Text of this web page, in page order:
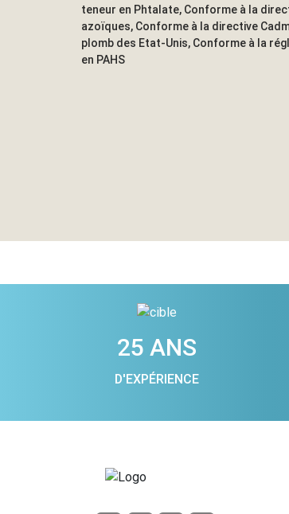
teneur en Phtalate, Conforme à la
azoïques, Conforme à la directive
plomb des Etat-Unis, Conforme à la
en PAHS
25 ANS
D'EXPÉRIENCE